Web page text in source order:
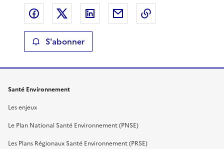
Partager sur Facebook
Partager sur XPartager sur LinkedIn
Partager par email
S'abonner
Santé Environnement
Les enjeux
Le Plan National Santé Environnement (PNSE)
Les Plans Régionaux Santé Environnement (PRSE)